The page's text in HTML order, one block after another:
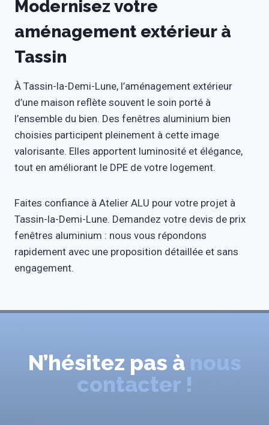
Modernisez votre
aménagement extérieur à
Tassin
À Tassin-la-Demi-Lune, l’aménagement extérieur
d’une maison reflète souvent le soin porté à
l’ensemble du bien. Des fenêtres aluminium bien
choisies participent pleinement à cette image
valorisante. Elles apportent luminosité et élégance,
tout en améliorant le DPE de votre logement.
Faites confiance à Atelier ALU pour votre projet à
Tassin-la-Demi-Lune. Demandez votre devis de prix
fenêtres aluminium : nous vous répondons
rapidement avec une proposition détaillée et sans
engagement.
N’hésitez pas à nous
contacter !